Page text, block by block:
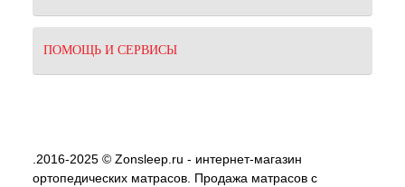
ПОМОЩЬ И СЕРВИСЫ
.2016-2025 © Zonsleep.ru - интернет-магазин
ортопедических матрасов. Продажа матрасов с